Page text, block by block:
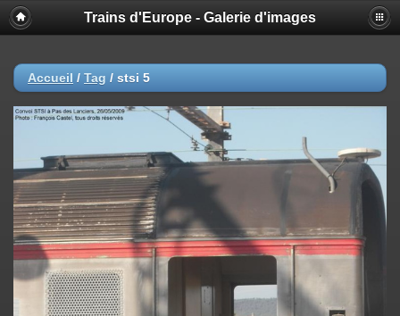
Trains d'Europe - Galerie d'images
Accueil / Tag / stsi 5